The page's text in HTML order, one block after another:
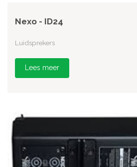
Nexo - ID24
Luidsprekers
Lees meer